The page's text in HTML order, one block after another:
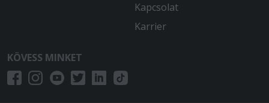
Kapcsolat
Karrier
KÖVESS MINKET